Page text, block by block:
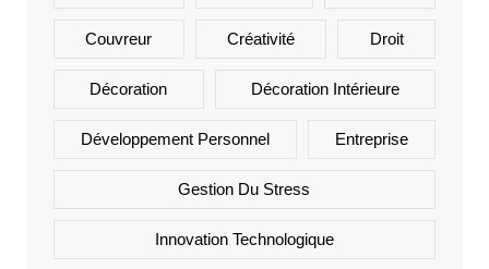
Couvreur Créativité Droit
Décoration Décoration Intérieure
Développement Personnel Entreprise
Gestion Du Stress
Innovation Technologique